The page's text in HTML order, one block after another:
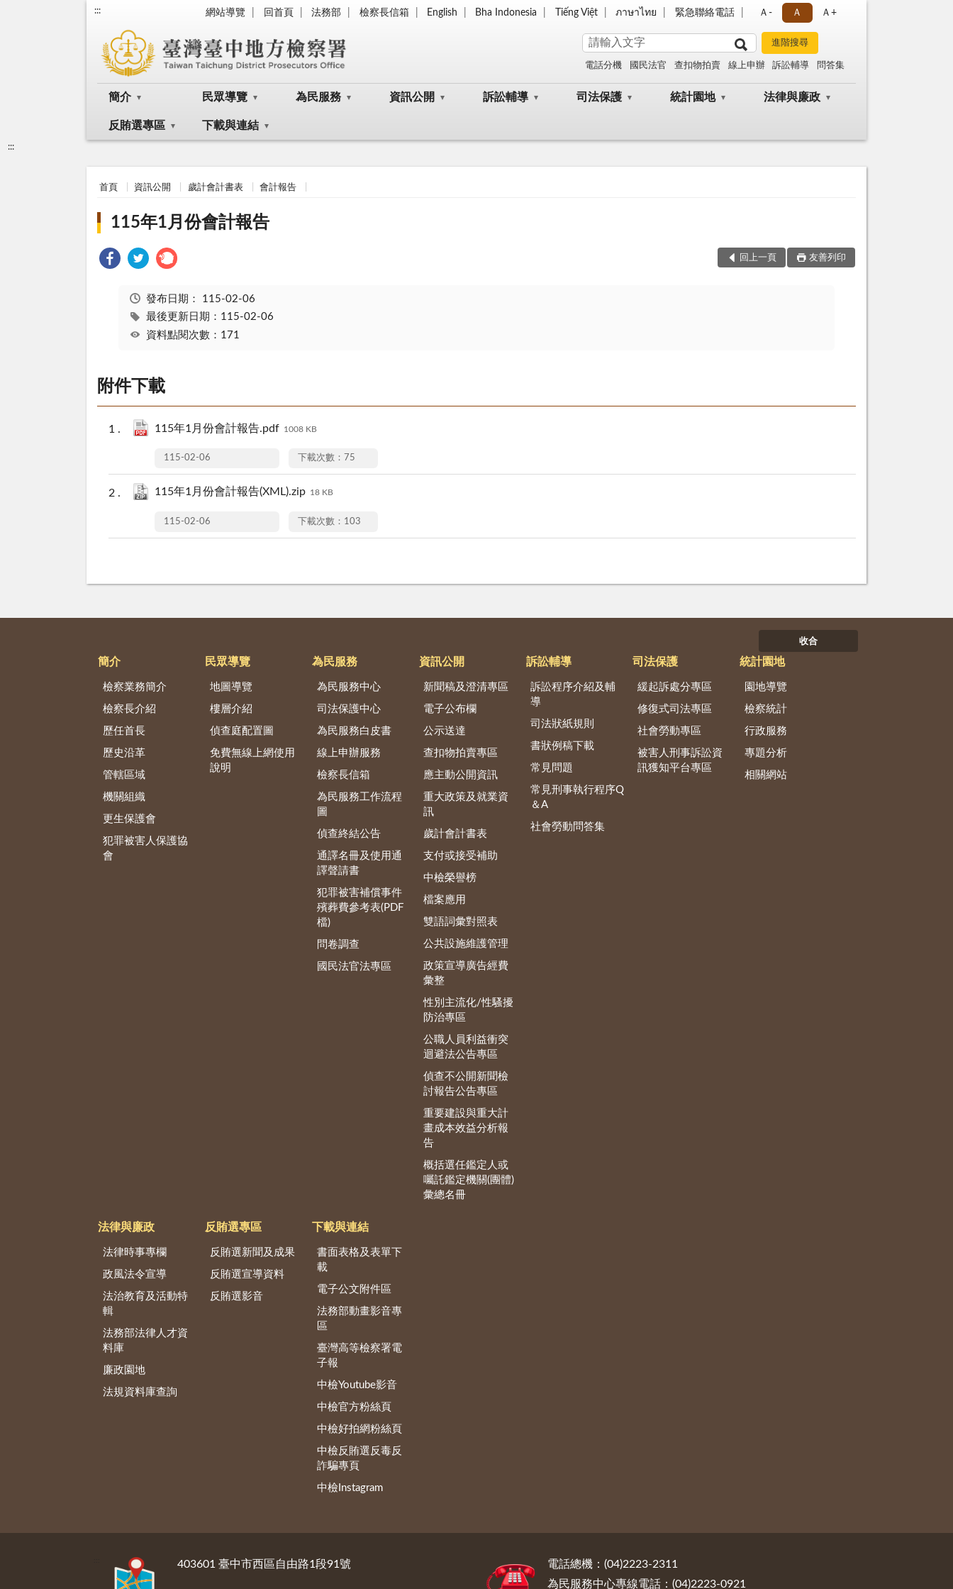
::: 網站導覽 回首頁 法務部 檢察長信箱 English Bha Indonesia Tiếng Việt ภาษาไทย 緊急聯絡電話 Ａ- Ａ Ａ+
電話分機 國民法官 查扣物拍賣 線上申辦 訴訟輔導 問答集
簡介 民眾導覽 為民服務 資訊公開 訴訟輔導 司法保護 統計園地 法律與廉政
反賄選專區 下載與連結
:::
首頁 資訊公開 歲計會計書表 會計報告
115年1月份會計報告
回上一頁 友善列印
發布日期： 115-02-06
最後更新日期：115-02-06
資料點閱次數：171
附件下載
115年1月份會計報告.pdf 1008 KB
115-02-06 下載次數：75
115年1月份會計報告(XML).zip 18 KB
115-02-06 下載次數：103
收合
簡介
檢察業務簡介
檢察長介紹
歷任首長
歷史沿革
管轄區域
機關組織
更生保護會
犯罪被害人保護協
會
民眾導覽
地圖導覽
樓層介紹
偵查庭配置圖
免費無線上網使用
說明
為民服務
為民服務中心
司法保護中心
為民服務白皮書
線上申辦服務
檢察長信箱
為民服務工作流程
圖
偵查終結公告
通譯名冊及使用通
譯聲請書
犯罪被害補償事件
殯葬費參考表(PDF
檔)
問卷調查
國民法官法專區
資訊公開
新聞稿及澄清專區
電子公布欄
公示送達
查扣物拍賣專區
應主動公開資訊
重大政策及就業資
訊
歲計會計書表
支付或接受補助
中檢榮譽榜
檔案應用
雙語詞彙對照表
公共設施維護管理
政策宣導廣告經費
彙整
性別主流化/性騷擾
防治專區
公職人員利益衝突
迴避法公告專區
偵查不公開新聞檢
討報告公告專區
重要建設與重大計
畫成本效益分析報
告
概括選任鑑定人或
囑託鑑定機關(團體)
彙總名冊
訴訟輔導
訴訟程序介紹及輔
導
司法狀紙規則
書狀例稿下載
常見問題
常見刑事執行程序Q
＆A
社會勞動問答集
司法保護
緩起訴處分專區
修復式司法專區
社會勞動專區
被害人刑事訴訟資
訊獲知平台專區
統計園地
園地導覽
檢察統計
行政服務
專題分析
相關網站
法律與廉政
法律時事專欄
政風法令宣導
法治教育及活動特
輯
法務部法律人才資
料庫
廉政園地
法規資料庫查詢
反賄選專區
反賄選新聞及成果
反賄選宣導資料
反賄選影音
下載與連結
書面表格及表單下
載
電子公文附件區
法務部動畫影音專
區
臺灣高等檢察署電
子報
中檢Youtube影音
中檢官方粉絲頁
中檢好拍網粉絲頁
中檢反賄選反毒反
詐騙專頁
中檢Instagram
403601 臺中市西區自由路1段91號
電話總機：(04)2223-2311
為民服務中心專線電話：(04)2223-0921